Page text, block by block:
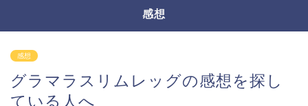
感想
感想
グラマラスリムレッグの感想を探し
ている人へ